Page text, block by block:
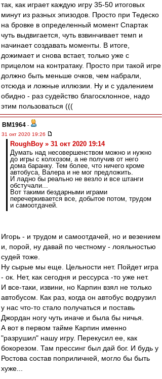
так, как играет каждую игру 35-50 итоговых
минут из разных эпизодов. Просто при Тедеско
на бровке в определенный момент Спартак
чуть выдвигается, чуть взвинчивает темп и
начинает создавать моменты. В итоге,
дожимает и снова встает, только уже с
прицелом на контратаку. Просто при такой игре
должно быть меньше очков, чем набрали,
отсюда и ложные иллюзии. Ну и с удалением
обидно - раз судейство благосклонное, надо
этим пользоваться (((
BM1964 -
31 окт 2020 19:26
RoughBoy » 31 окт 2020 19:14
Думать над несовершенством можно и нужно
до игры с колхозом, а не получив от него
дома баранку. Тем более, что ничего кроме
автобуса, Валера и не мог предложить.
И ладно бы реально не везло и все штанги
обстучали...
Вот такими бездарными играми
перечеркивается все, добытое потом, трудом
и самоотдачей.
Игорь - и трудом и самоотдачей, но и везением
и, порой, ну давай по честному - лояльностью
судей тоже.
Ну сырые мы еще. Цельности нет. Пойдет игра
- ок. Нет, как сегодня и рессурса -то уже нет.
И все-таки, извини, но Карпин взял не только
автобусом. Как раз, когда он автобус водрузил
у нас что-то стало получаться и поставь
Джордан ногу чуть иначе и была бы ничья.
А вот в первом тайме Карпин именно
"разрушил" нашу игру. Перекусил ее, как
бокорезом. Там прессинг был дай бог. И будь у
Ростова состав поприличней, могло бы быть
хуже...